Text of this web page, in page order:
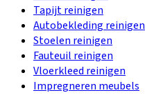
Tapijt reinigen
Autobekleding reinigen
Stoelen reinigen
Fauteuil reinigen
Vloerkleed reinigen
Impregneren meubels